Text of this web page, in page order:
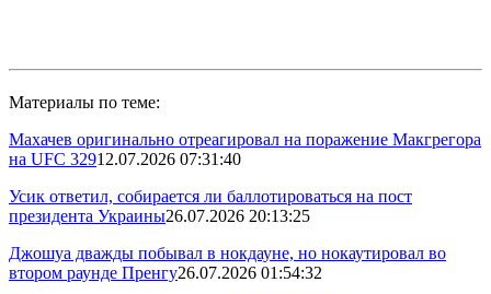
Материалы по теме:
Махачев оригинально отреагировал на поражение Макгрегора
на UFC 32912.07.2026 07:31:40
Усик ответил, собирается ли баллотироваться на пост
президента Украины26.07.2026 20:13:25
Джошуа дважды побывал в нокдауне, но нокаутировал во
втором раунде Пренгу26.07.2026 01:54:32